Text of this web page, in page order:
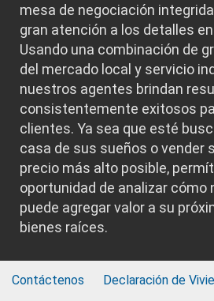
mesa de negociación
gran atención a los detalles
Usando una combinación de
del mercado local y servicio
nuestros agentes brindan
consistentemente exitosos
clientes. Ya sea que esté
casa de sus sueños o vender
precio más alto posible,
oportunidad de analizar cómo
puede agregar valor a su
bienes raíces.
Contáctenos Declaración de